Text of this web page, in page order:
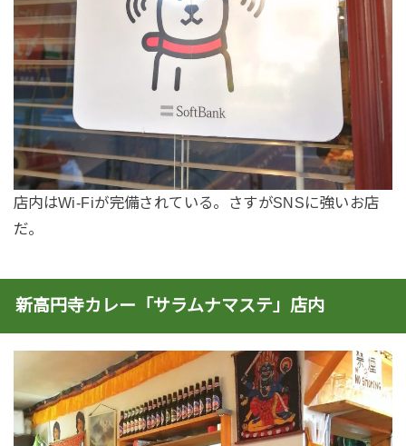
店内はWi-Fiが完備されている。さすがSNSに強いお店
だ。
新高円寺カレー「サラムナマステ」店内